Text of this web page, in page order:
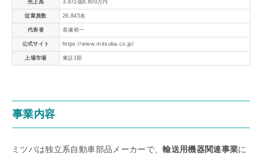
売上高 3,871億8,600万円
従業員数 26,845名
代表者 長瀬裕一
公式サイト https://www.mitsuba.co.jp/
上場市場 東証1部
事業内容
ミツバは独立系自動車部品メーカーで、輸送用機器関連事業に